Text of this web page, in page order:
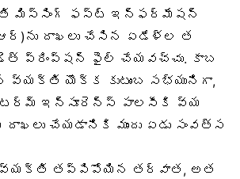
మిస్సింగ్ ఫస్ట్ ఇన్ఫర్మేషన్
దాఖలు చేసిన ఏడేళ్ల త
ప్రింప్షన్ ఫైల్ చేయవచ్చు. కాబ
యొక్క కుటుంబ సభ్యునిగా,
ఇన్సూరెన్స్ పాలసీకి వ్య
చేయడానికి ముందు ఏడు సంవత్స
వ్యక్తి తప్పిపోయిన తర్వాత, అత